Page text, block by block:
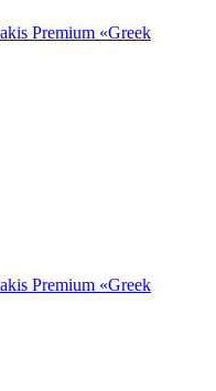
Premium «Greek
Premium «Greek